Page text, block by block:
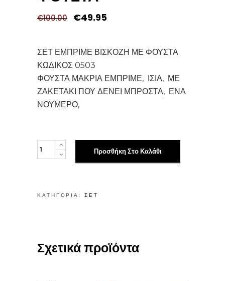
€100.00 Original
€49.95Η
€49.95.
ΣΕΤ ΕΜΠΡΙΜΕ ΒΙΣΚΟΖΗ ΜΕ ΦΟΥΣΤΑ
ΚΩΔΙΚΟΣ 0503
ΦΟΥΣΤΑ ΜΑΚΡΙΑ ΕΜΠΡΙΜΕ, ΙΣΙΑ, ΜΕ
ΖΑΚΕΤΑΚΙ ΠΟΥ ΔΕΝΕΙ ΜΠΡΟΣΤΑ, ΕΝΑ
ΝΟΥΜΕΡΟ,
ΣΕΤ
ΕΜΠΡΙΜΕ
ΦΟΥΣΤΑ
Προσθήκη Στο Καλάθι
ΚΑΤΗΓΟΡΊΑ: ΣΕΤ
Σχετικά προϊόντα